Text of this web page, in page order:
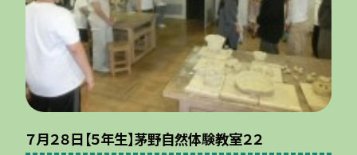
７月２８日【５年生】茅野自然体験教室２２